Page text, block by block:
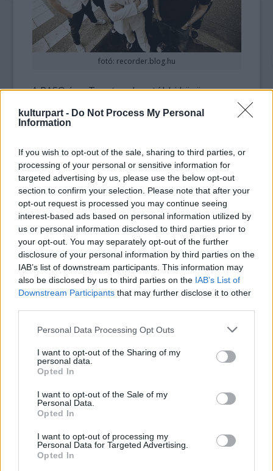
kulturpart - Do Not Process My Personal
Information
If you wish to opt-out of the sale, sharing to third parties, or
processing of your personal or sensitive information for
targeted advertising by us, please use the below opt-out
section to confirm your selection. Please note that after your
opt-out request is processed you may continue seeing
interest-based ads based on personal information utilized by
us or personal information disclosed to third parties prior to
your opt-out. You may separately opt-out of the further
disclosure of your personal information by third parties on the
IAB’s list of downstream participants. This information may
also be disclosed by us to third parties on the IAB’s List of
Downstream Participants that may further disclose it to other
Please note that this website/app uses one or more Google
not limited to your visit or usage behaviour. You may click to
grant or deny consent to Google and its third-party tags to
use your data for below specified purposes in below Google
consent section.
Personal Data Processing Opt Outs
I want to opt-out of the Sharing of my
personal data.
Opted In
I want to opt-out of the Sale of my
Personal Data.
Opted In
I want to opt-out of processing my
Personal Data for Targeted Advertising.
Opted In
fotó: recorder.blog.hu
A PASO és a Toasters legutóbbi közös
Csarnokban, külföldön azóta is többször
csapat 30. születésnapi koncertjén 2011-ben
New Yorkban, ahol KRSa vendégként lépett
fel. A Toasters énekes-gitárosa, Robert
Bucket Hingley alapította a Megalith Records
lemezkiadót, amely a PASO albumait
külföldön gondozza.
A július 10-i estét a Toasters nyitja, majd a
PASO jön, amely a közkedvelt slágereken
kívül bemutatjaRészegcímű új szerzeményét.
A "bulihimnuszban" közreműködik Riger
János, a zenekar egykori énekese.
Előfordulhat, hogy PASO és a Toasters a
Budapest Parkban is előad közös produkciót.
budapesti koncert után folytatja nyári
európai fesztiválturnéját, fellép Szerbiában,
Forrás: MTI